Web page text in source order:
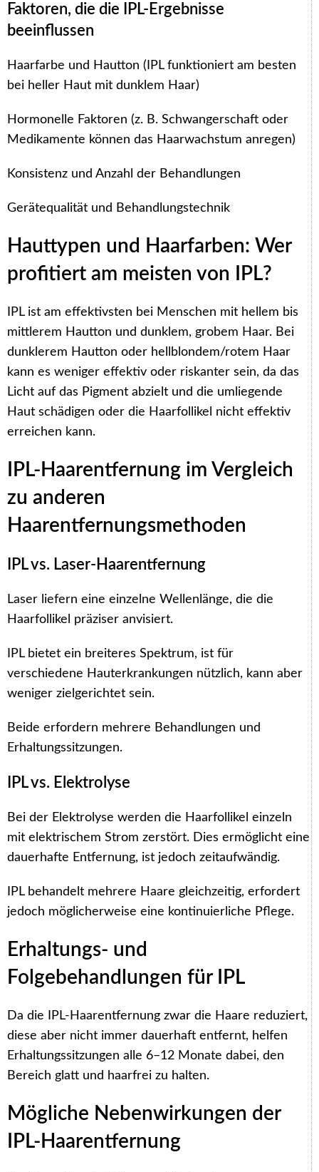
Faktoren, die die IPL-Ergebnisse
beeinflussen
Haarfarbe und Hautton (IPL funktioniert am besten
bei heller Haut mit dunklem Haar)
Hormonelle Faktoren (z. B. Schwangerschaft oder
Medikamente können das Haarwachstum anregen)
Konsistenz und Anzahl der Behandlungen
Gerätequalität und Behandlungstechnik
Hauttypen und Haarfarben: Wer
profitiert am meisten von IPL?
IPL ist am effektivsten bei Menschen mit hellem bis
mittlerem Hautton und dunklem, grobem Haar. Bei
dunklerem Hautton oder hellblondem/rotem Haar
kann es weniger effektiv oder riskanter sein, da das
Licht auf das Pigment abzielt und die umliegende
Haut schädigen oder die Haarfollikel nicht effektiv
erreichen kann.
IPL-Haarentfernung im Vergleich
zu anderen
Haarentfernungsmethoden
IPL vs. Laser-Haarentfernung
Laser liefern eine einzelne Wellenlänge, die die
Haarfollikel präziser anvisiert.
IPL bietet ein breiteres Spektrum, ist für
verschiedene Hauterkrankungen nützlich, kann aber
weniger zielgerichtet sein.
Beide erfordern mehrere Behandlungen und
Erhaltungssitzungen.
IPL vs. Elektrolyse
Bei der Elektrolyse werden die Haarfollikel einzeln
mit elektrischem Strom zerstört. Dies ermöglicht eine
dauerhafte Entfernung, ist jedoch zeitaufwändig.
IPL behandelt mehrere Haare gleichzeitig, erfordert
jedoch möglicherweise eine kontinuierliche Pflege.
Erhaltungs- und
Folgebehandlungen für IPL
Da die IPL-Haarentfernung zwar die Haare reduziert,
diese aber nicht immer dauerhaft entfernt, helfen
Erhaltungssitzungen alle 6–12 Monate dabei, den
Bereich glatt und haarfrei zu halten.
Mögliche Nebenwirkungen der
IPL-Haarentfernung